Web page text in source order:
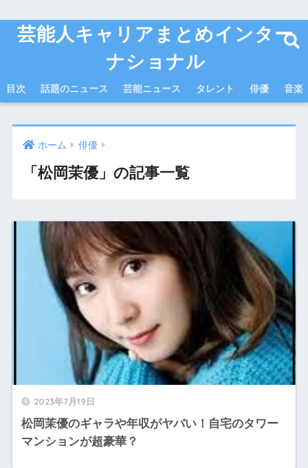
芸能人キャリアまとめインター
ナショナル
目次 話題のニュース 芸能ニュース タレント 俳優 音楽
ホーム 俳優
「松岡茉優」の記事一覧
2023年7月19日
松岡茉優のギャラや年収がヤバい！自宅のタワー
マンションが超豪華？